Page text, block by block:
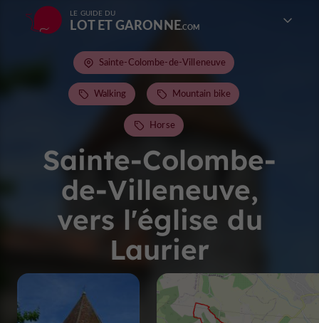
LE GUIDE DU
LOT ET GARONNE
Sainte-Colombe-
de-Villeneuve,
vers l'église du
Laurier
Sainte-Colombe-de-Villeneuve
Walking Mountain bike
Horse